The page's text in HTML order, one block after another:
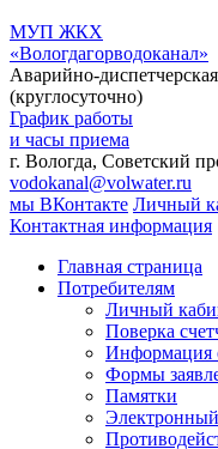
МУП ЖКХ
«Вологдагорводоканал»
Аварийно-
(круглосуточно)
График работы
и часы приема
г. Вологда, Советский
vodokanal@volwater.ru
мы ВКонтакте Личный
Контактная информация
Главная страница
Потребителям
Личный
Поверка
Информация
Формы
Памятки